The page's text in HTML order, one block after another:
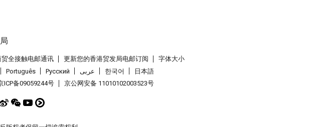
贸全接触电邮通讯 更新您的香港贸发局电邮订阅
字体大小
Português Pусский عربى 한국어
日本語
ICP备09059244号 京公网安备 11010102003523号